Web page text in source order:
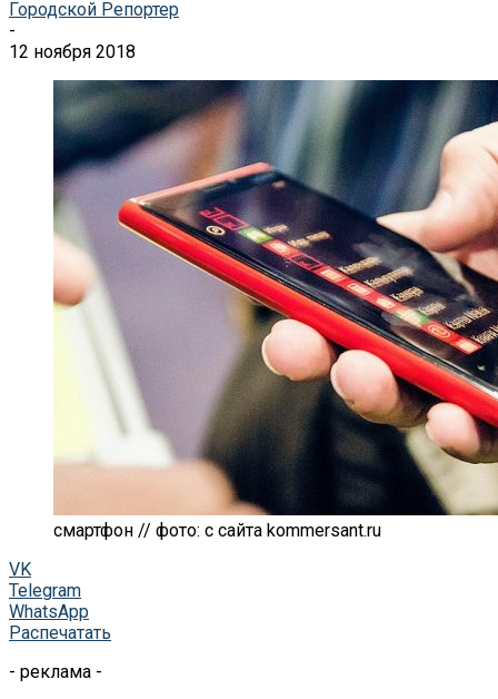
Городской Репортер
-
12 ноября 2018
смартфон // фото: с сайта kommersant.ru
VK
Telegram
WhatsApp
Распечатать
- реклама -